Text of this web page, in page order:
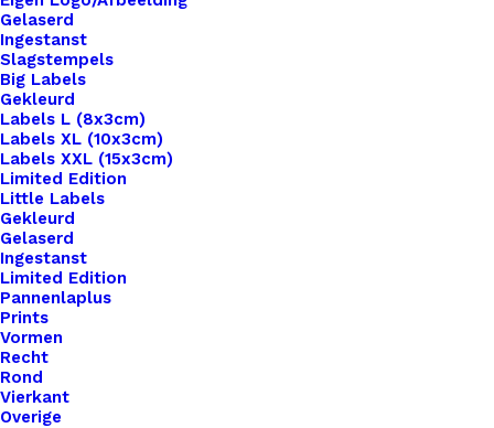
Gelaserd
Ingestanst
Slagstempels
Big Labels
Gekleurd
Labels L (8x3cm)
Labels XL (10x3cm)
Labels XXL (15x3cm)
Limited Edition
Little Labels
Gekleurd
Gelaserd
Ingestanst
Limited Edition
Pannenlaplus
Prints
Vormen
Recht
Rond
Vierkant
Overige
Home
Hobby
Bedels Ster Zilver-Fuchsia White Pink 14 X12mm
Bedels Ster Zilver-
Fuchsia White Pink
14 X12mm
€0,45